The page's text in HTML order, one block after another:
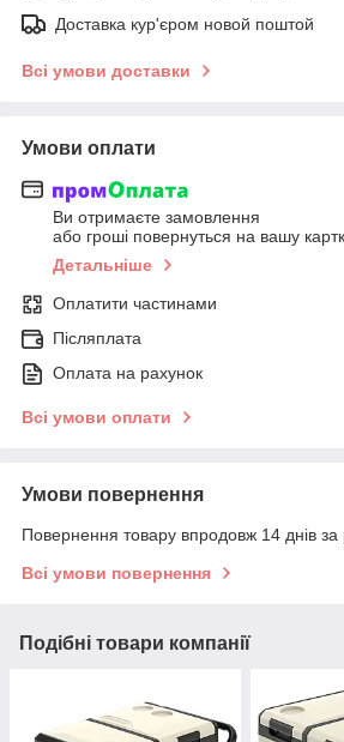
Доставка кур'єром новой поштой
Всі умови доставки
Умови оплати
Ви отримаєте замовлення
або гроші повернуться на вашу
Детальніше
Оплатити частинами
Післяплата
Оплата на рахунок
Всі умови оплати
Умови повернення
Повернення товару впродовж 14 днів за
Всі умови повернення
Подібні товари компанії